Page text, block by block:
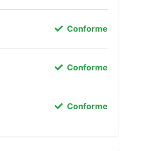
Conforme
Conforme
Conforme